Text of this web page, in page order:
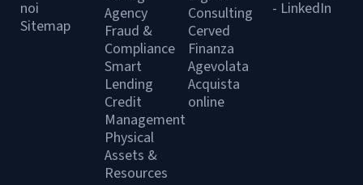
noi
Sitemap
Agency
Fraud &
Compliance
Smart
Lending
Credit
Management
Physical
Assets &
Resources
Consulting
Cerved
Finanza
Agevolata
Acquista
online
- LinkedIn